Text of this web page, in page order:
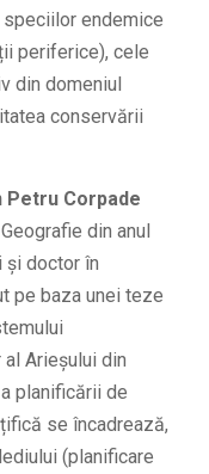
endemice
periferice), cele
din domeniul
conservării
Petru Corpade
din anul
şi doctor în
pe baza unei teze
Arieșului din
planificării de
se încadrează,
(planificare